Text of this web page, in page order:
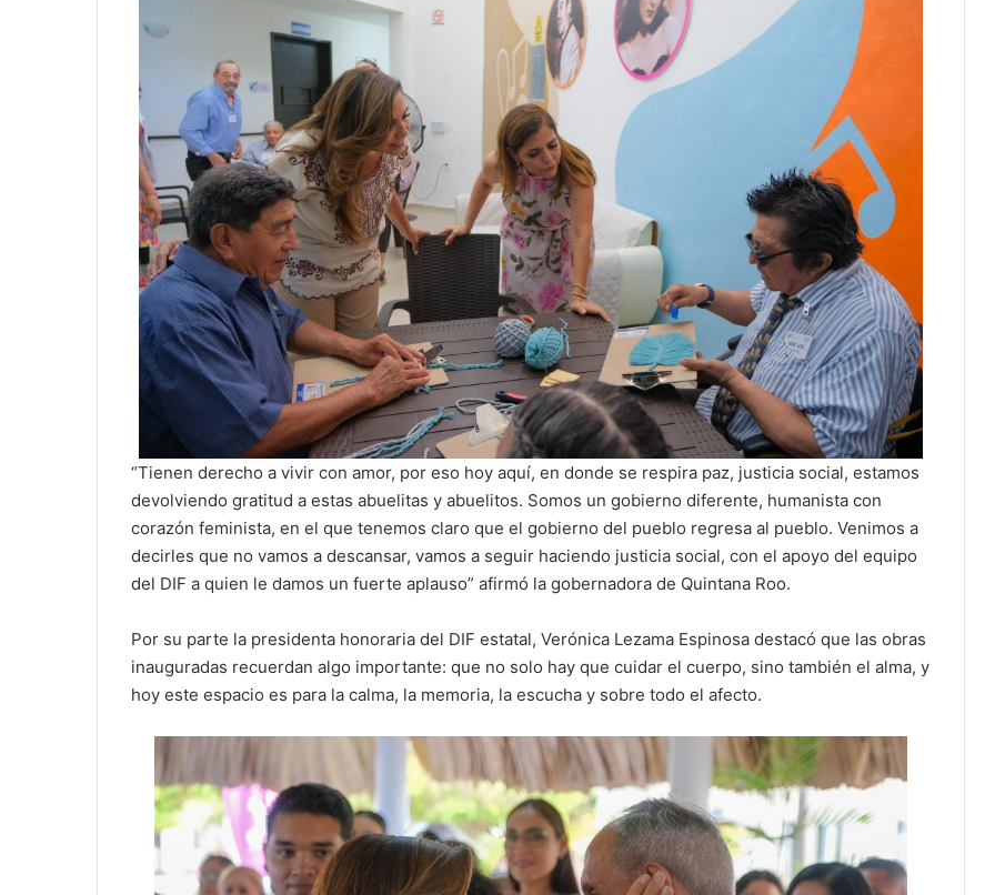
“Tienen derecho a vivir con amor, por eso hoy aquí, en donde se respira paz, justicia social, estamos
devolviendo gratitud a estas abuelitas y abuelitos. Somos un gobierno diferente, humanista con
corazón feminista, en el que tenemos claro que el gobierno del pueblo regresa al pueblo. Venimos a
decirles que no vamos a descansar, vamos a seguir haciendo justicia social, con el apoyo del equipo
del DIF a quien le damos un fuerte aplauso” afirmó la gobernadora de Quintana Roo.
Por su parte la presidenta honoraria del DIF estatal, Verónica Lezama Espinosa destacó que las obras
inauguradas recuerdan algo importante: que no solo hay que cuidar el cuerpo, sino también el alma, y
hoy este espacio es para la calma, la memoria, la escucha y sobre todo el afecto.